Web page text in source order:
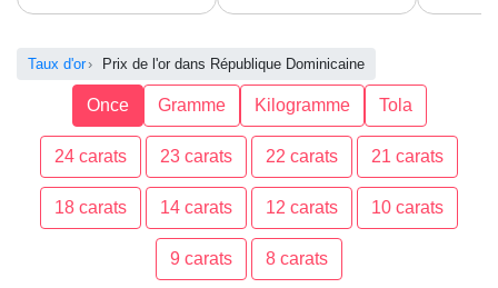
Taux d'or Prix de l'or dans République Dominicaine
Once Gramme Kilogramme Tola
24 carats 23 carats 22 carats 21 carats
18 carats 14 carats 12 carats 10 carats
9 carats 8 carats